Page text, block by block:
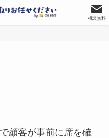
相談無料
顧客が事前に席を確